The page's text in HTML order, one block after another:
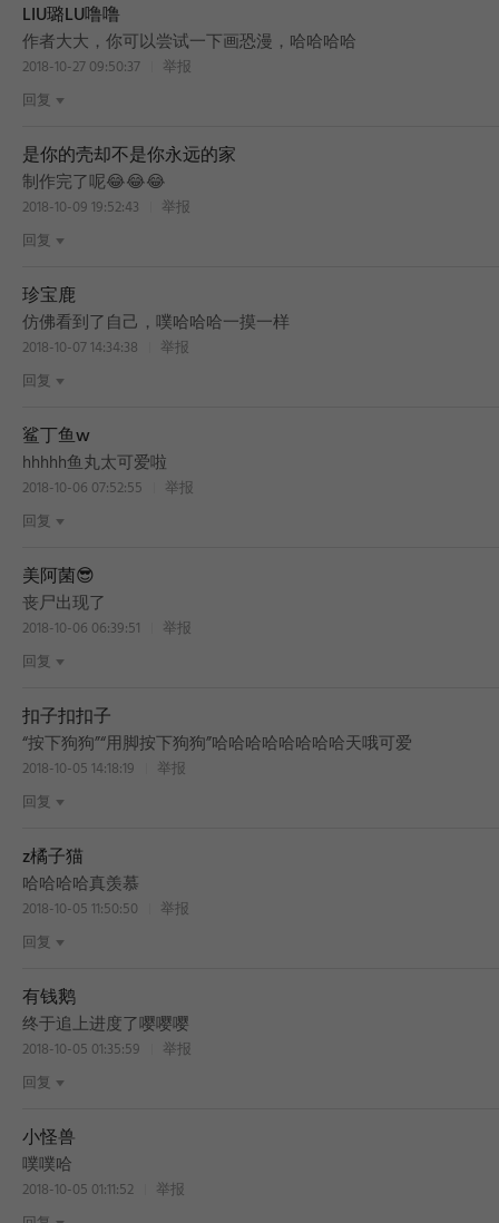
BEST
LIU璐LU噜噜
作者大大，你可以尝试一下画恐漫，哈哈哈哈
2018-10-27 09:50:37
举报
回复
是你的壳却不是你永远的家
制作完了呢😂😂😂
2018-10-09 19:52:43
举报
回复
珍宝鹿
仿佛看到了自己，噗哈哈哈一摸一样
2018-10-07 14:34:38
举报
回复
鲨丁鱼w
hhhhh鱼丸太可爱啦
2018-10-06 07:52:55
举报
回复
美阿菌😎
丧尸出现了
2018-10-06 06:39:51
举报
回复
扣子扣扣子
“按下狗狗”“用脚按下狗狗”哈哈哈哈哈哈哈哈天哦可爱
2018-10-05 14:18:19
举报
回复
z橘子猫
哈哈哈哈真羡慕
2018-10-05 11:50:50
举报
回复
有钱鹅
终于追上进度了嘤嘤嘤
2018-10-05 01:35:59
举报
回复
小怪兽
噗噗哈
2018-10-05 01:11:52
举报